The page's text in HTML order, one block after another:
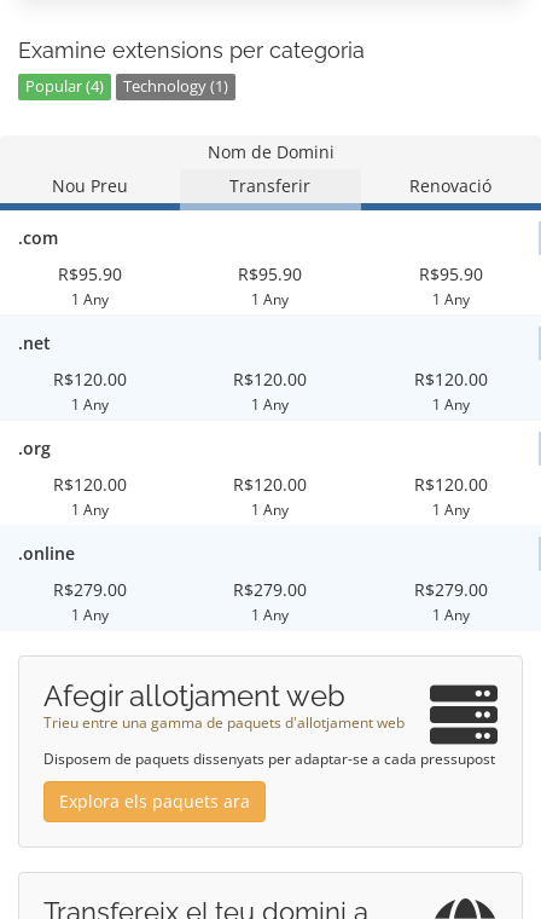
Examine extensions per categoria
Popular (4) Technology (1)
Nom de Domini
Nou Preu
Transferir Renovació
.com
R$95.90
1 Any
R$95.90
1 Any
R$95.90
1 Any
.net
R$120.00
1 Any
R$120.00
1 Any
R$120.00
1 Any
.org
R$120.00
1 Any
R$120.00
1 Any
R$120.00
1 Any
.online
R$279.00
1 Any
R$279.00
1 Any
R$279.00
1 Any
Afegir allotjament web
Trieu entre una gamma de paquets d'allotjament web
Disposem de paquets dissenyats per adaptar-se a cada pressupost
Explora els paquets ara
Transfereix el teu domini a